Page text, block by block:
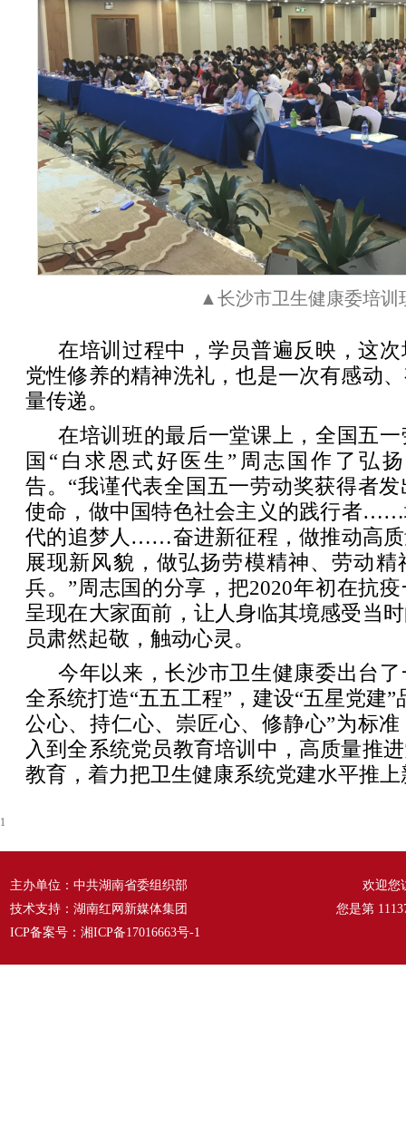
▲长沙市卫生健康委培训
在培训过程中，学员普遍反映，这
党性修养的精神洗礼，也是一次有感动
量传递。
在培训班的最后一堂课上，全国五
国“白求恩式好医生”周志国作了弘
告。“我谨代表全国五一劳动奖获得者
使命，做中国特色社会主义的践行者
代的追梦人……奋进新征程，做推动高
展现新风貌，做弘扬劳模精神、劳动
兵。”周志国的分享，把2020年初在抗
呈现在大家面前，让人身临其境感受当
员肃然起敬，触动心灵。
今年以来，长沙市卫生健康委出台
全系统打造“五五工程”，建设“五星党建
公心、持仁心、崇匠心、修静心”为标
入到全系统党员教育培训中，高质量推
教育，着力把卫生健康系统党建水平推
1
主办单位：中共湖南省委组织部
技术支持：湖南红网新媒体集团
ICP备案号： 湘ICP备17016663号-1
欢迎您
您是第